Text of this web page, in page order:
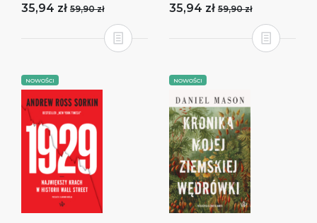
35,94 zł 59,90 zł 35,94 zł 59,90 zł
NOWOŚCI NOWOŚCI